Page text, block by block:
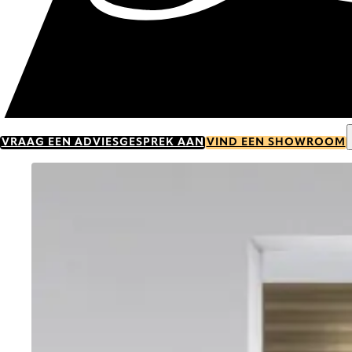
VRAAG EEN ADVIESGESPREK AAN VIND EEN SHOWROOM
Go to item 0